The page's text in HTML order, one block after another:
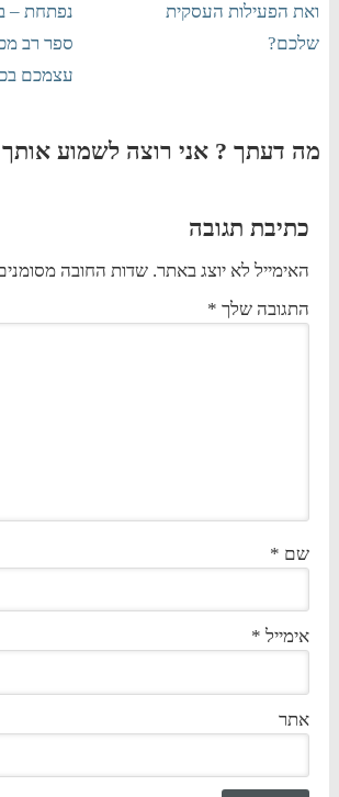
ואת הפעילות העסקית
שלכם?
נפתחת –
ספר רב
עצמכם
מה דעתך ? אני רוצה לשמוע אותך
כתיבת תגובה
האימייל לא יוצג באתר. שדות החובה
התגובה שלך *
שם *
אימייל *
אתר